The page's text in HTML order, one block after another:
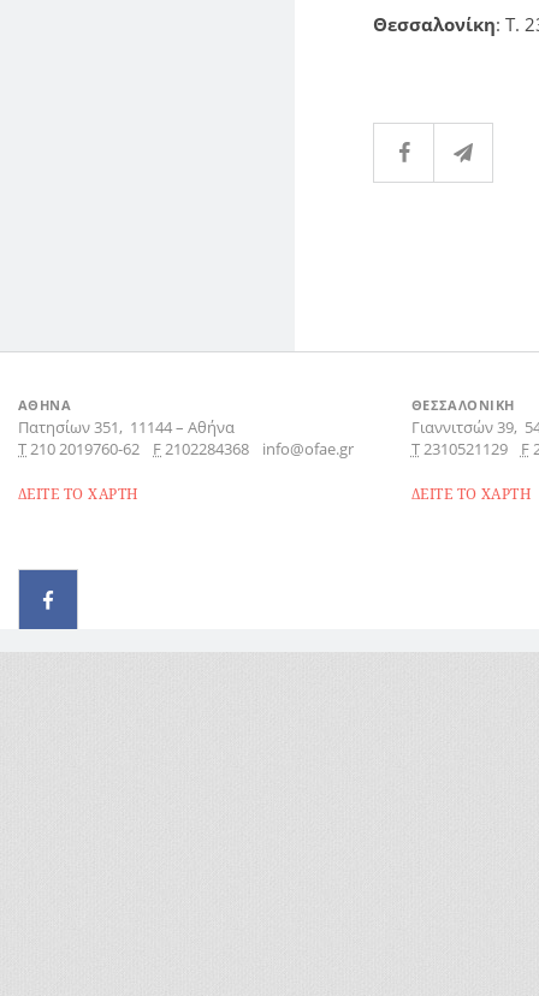
Θεσσαλονίκη: Τ.
ΑΘΗΝΑ
Πατησίων 351, 11144– Αθήνα
Τ210 2019760-62 F2102284368 info@ofae.gr
ΔΕΙΤΕ ΤΟ ΧΑΡΤΗ
ΘΕΣΣΑΛΟΝΙΚΗ
Γιαννιτσών 39,
Τ2310521129 F
ΔΕΙΤΕ ΤΟ ΧΑΡΤΗ